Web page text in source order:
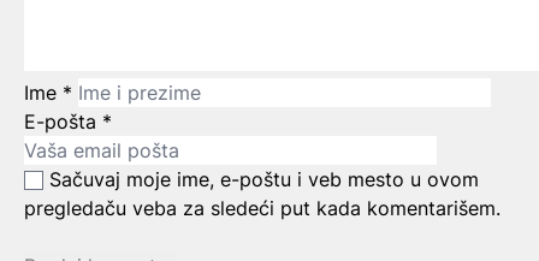
Ime *
E-pošta *
Sačuvaj moje ime, e-poštu i veb mesto u ovom
pregledaču veba za sledeći put kada komentarišem.